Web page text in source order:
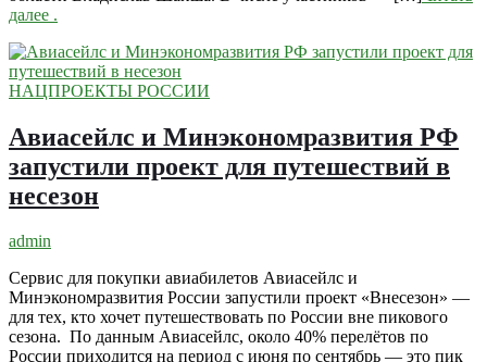
далее .
НАЦПРОЕКТЫ РОССИИ
Авиасейлс и Минэкономразвития РФ
запустили проект для путешествий в
несезон
admin
Сервис для покупки авиабилетов Авиасейлс и
Минэкономразвития России запустили проект «Внесезон» —
для тех, кто хочет путешествовать по России вне пикового
сезона. По данным Авиасейлс, около 40% перелётов по
России приходится на период с июня по сентябрь — это пик